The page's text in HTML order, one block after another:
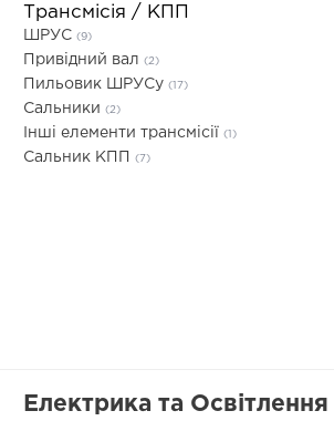
Трансмісія / КПП
ШРУС (9)
Привідний вал (2)
Пильовик ШРУСу (17)
Сальники (2)
Інші елементи трансмісії (1)
Сальник КПП (7)
Електрика та Освітлення